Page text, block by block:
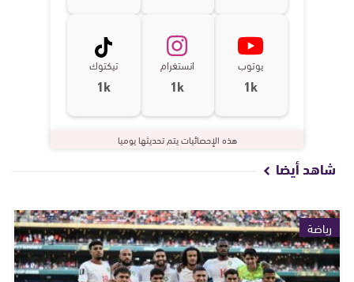
يوتوب
1k
انستغرام
1k
تيكتوك
1k
هذه الإحصائيات يتم تحديثها يوميا
شاهد أيضا
رياضة